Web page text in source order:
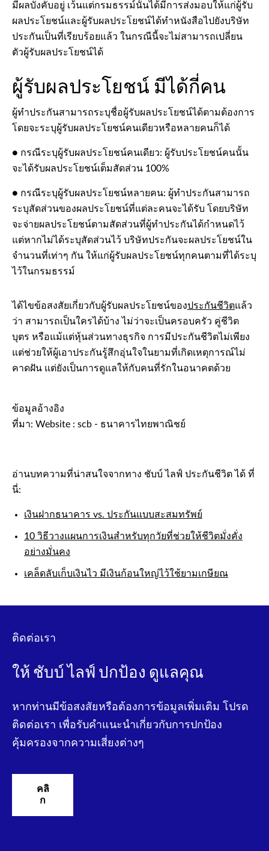
มีผลบังคับอยู่ เว้นแต่กรมธรรม์นั้นได้มีการส่งมอบให้แก่ผู้รับ
ผลประโยชน์และผู้รับผลประโยชน์ได้ทำหนังสือไปยังบริษัท
ประกันเป็นที่เรียบร้อยแล้ว ในกรณีนี้จะไม่สามารถเปลี่ยน
ตัวผู้รับผลประโยชน์ได้
ผู้รับผลประโยชน์ มีได้กี่คน
ผู้ทำประกันสามารถระบุชื่อผู้รับผลประโยชน์ได้ตามต้องการ
โดยจะระบุผู้รับผลประโยชน์คนเดียวหรือหลายคนก็ได้
● กรณีระบุผู้รับผลประโยชน์คนเดียว: ผู้รับประโยชน์คนนั้น
จะได้รับผลประโยชน์เต็มสัดส่วน 100%
● กรณีระบุผู้รับผลประโยชน์หลายคน: ผู้ทำประกันสามารถ
ระบุสัดส่วนของผลประโยชน์ที่แต่ละคนจะได้รับ โดยบริษัท
จะจ่ายผลประโยชน์ตามสัดส่วนที่ผู้ทำประกันได้กำหนดไว้
แต่หากไม่ได้ระบุสัดส่วนไว้ บริษัทประกันจะผลประโยชน์ใน
จำนวนที่เท่าๆ กัน ให้แก่ผู้รับผลประโยชน์ทุกคนตามที่ได้ระบุ
ไว้ในกรมธรรม์
ได้ไขข้อสงสัยเกี่ยวกับผู้รับผลประโยชน์ของประกันชีวิตแล้ว
ว่า สามารถเป็นใครได้บ้าง ไม่ว่าจะเป็นครอบครัว คู่ชีวิต
บุตร หรือแม้แต่หุ้นส่วนทางธุรกิจ การมีประกันชีวิตไม่เพียง
แต่ช่วยให้ผู้เอาประกันรู้สึกอุ่นใจในยามที่เกิดเหตุการณ์ไม่
คาดฝัน แต่ยังเป็นการดูแลให้กับคนที่รักในอนาคตด้วย
ข้อมูลอ้างอิง
ที่มา: Website : scb - ธนาคารไทยพาณิชย์
อ่านบทความที่น่าสนใจจากทาง ชับบ์ ไลฟ์ ประกันชีวิต ได้ ที่
นี่:
เงินฝากธนาคาร vs. ประกันแบบสะสมทรัพย์
10 วิธีวางแผนการเงินสำหรับทุกวัยที่ช่วยให้ชีวิตมั่งคั่ง
อย่างมั่นคง
เคล็ดลับเก็บเงินไว มีเงินก้อนใหญ่ไว้ใช้ยามเกษียณ
ติดต่อเรา
ให้ ชับบ์ ไลฟ์ ปกป้อง ดูแลคุณ
หากท่านมีข้อสงสัยหรือต้องการข้อมูลเพิ่มเติม โปรด
ติดต่อเรา เพื่อรับคําแนะนําเกี่ยวกับการปกป้อง
คุ้มครองจากความเสี่ยงต่างๆ
คลิ
ก